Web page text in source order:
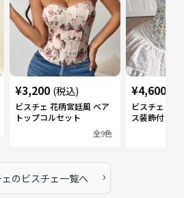
¥3,200 (税込)
ビスチェ 花柄宮廷風 ベア
トップコルセット
全9色
¥4,600
ビスチェ 宮
ス装飾付き
のビスチェ 一覧へ ›